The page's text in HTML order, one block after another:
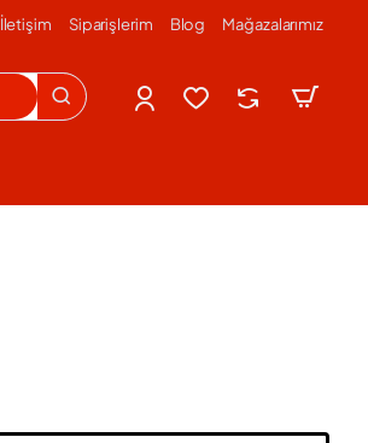
İletişim Siparişlerim Blog Mağazalarımız